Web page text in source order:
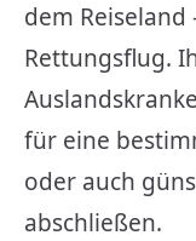
dem
Rettungsflug.
für eine
oder auch
abschließen.